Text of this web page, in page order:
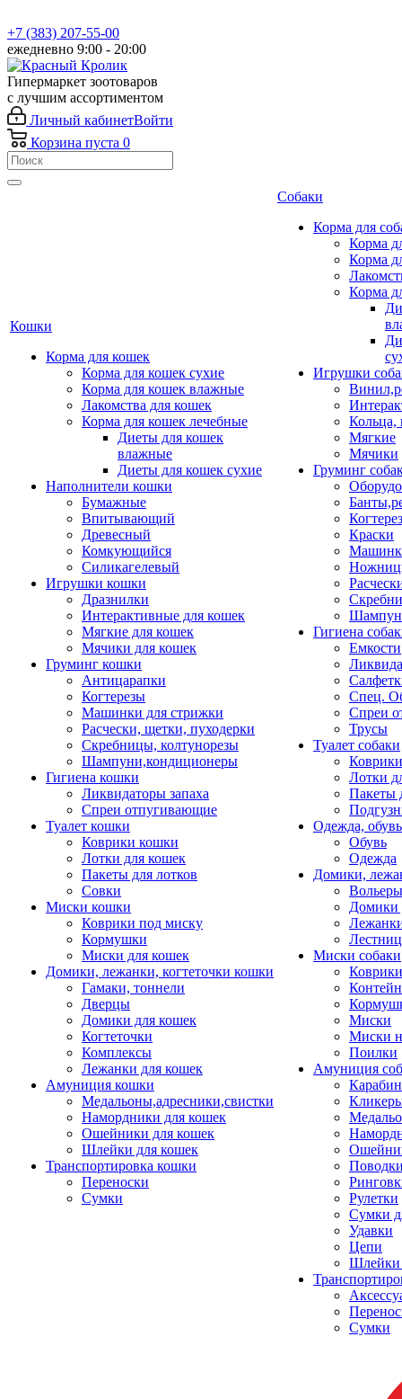
+7 (383) 207-55-00
ежедневно 9:00 - 20:00
Гипермаркет зоотоваров
с лучшим ассортиментом
Личный кабинетВойти
Корзина пуста 0
Кошки
Корма для кошек
Корма для кошек сухие
Корма для кошек влажные
Лакомства для кошек
Корма для кошек лечебные
Диеты для кошек
влажные
Диеты для кошек сухие
Наполнители кошки
Бумажные
Впитывающий
Древесный
Комкующийся
Силикагелевый
Игрушки кошки
Дразнилки
Интерактивные для кошек
Мягкие для кошек
Мячики для кошек
Груминг кошки
Антицарапки
Когтерезы
Машинки для стрижки
Расчески, щетки, пуходерки
Скребницы, колтунорезы
Шампуни,кондиционеры
Гигиена кошки
Ликвидаторы запаха
Спреи отпугивающие
Туалет кошки
Коврики кошки
Лотки для кошек
Пакеты для лотков
Совки
Миски кошки
Коврики под миску
Кормушки
Миски для кошек
Домики, лежанки, когтеточки кошки
Гамаки, тоннели
Дверцы
Домики для кошек
Когтеточки
Комплексы
Лежанки для кошек
Амуниция кошки
Медальоны,адресники,свистки
Намордники для кошек
Ошейники для кошек
Шлейки для кошек
Транспортировка кошки
Переноски
Сумки
Собаки
Корма для
Корма
Корма
Корма
Игрушки
Кольца,
Мягкие
Мячики
Груминг
Краски
Гигиена
Емкости
Спец.
Спреи
Трусы
Туалет собаки
Коврики
Лотки
Пакеты
Одежда, обувь
Обувь
Одежда
Домики,
Домики
Миски собаки
Миски
Миски
Поилки
Амуниция
Рулетки
Сумки
Удавки
Цепи
Шлейки
Сумки